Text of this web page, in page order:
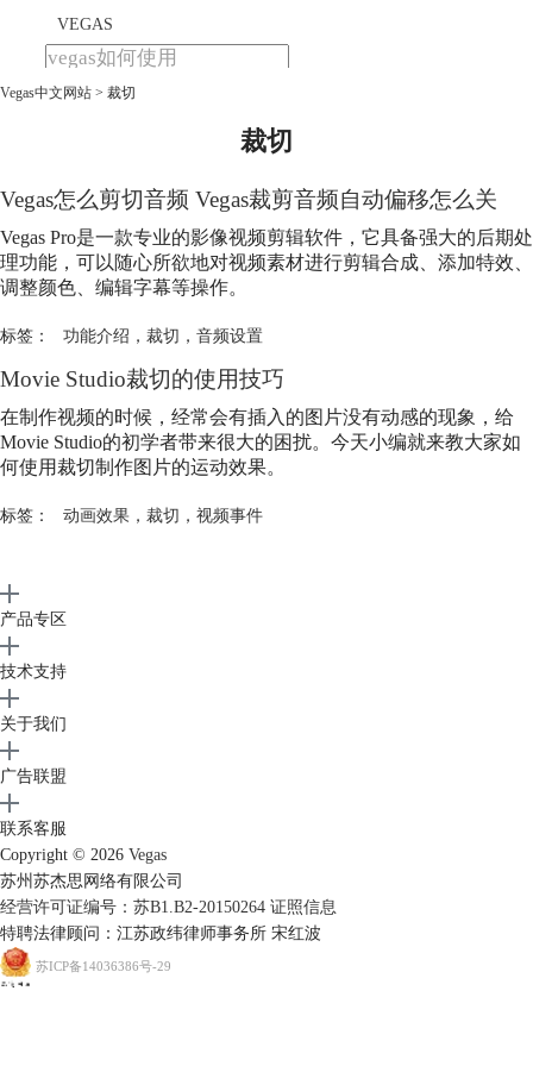
VEGAS
首页
Vegas中文网站 > 裁切
裁切
Vegas怎么剪切音频 Vegas裁剪音频自动偏移怎么关
Vegas Pro是一款专业的影像视频剪辑软件，它具备强大的后期处
理功能，可以随心所欲地对视频素材进行剪辑合成、添加特效、
调整颜色、编辑字幕等操作。
标签： 功能介绍 ， 裁切 ， 音频设置
Movie Studio裁切的使用技巧
在制作视频的时候，经常会有插入的图片没有动感的现象，给
Movie Studio的初学者带来很大的困扰。今天小编就来教大家如
何使用 裁切制作图片的运动效果。
标签： 动画效果， 裁切 ， 视频事件
产品专区
技术支持
关于我们
广告联盟
联系客服
Copyright © 2026 Vegas
苏州苏杰思网络有限公司
经营许可证编号：苏B1.B2-20150264 证照信息
特聘法律顾问：江苏政纬律师事务所 宋红波
苏ICP备14036386号-29